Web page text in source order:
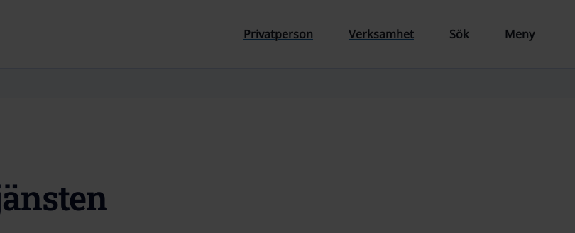
Privatperson Verksamhet Sök Meny